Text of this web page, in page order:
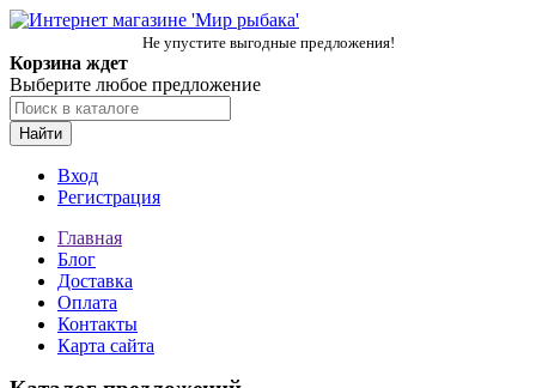
Не упустите выгодные предложения!
Корзина ждет
Выберите любое предложение
Найти
Вход
Регистрация
Главная
Блог
Доставка
Оплата
Контакты
Карта сайта